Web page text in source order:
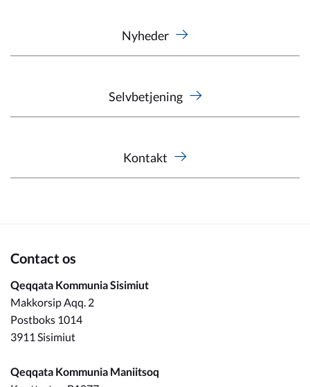
Nyheder
Selvbetjening
Kontakt
Contact os
Qeqqata Kommunia Sisimiut
Makkorsip Aqq. 2
Postboks 1014
3911 Sisimiut
Qeqqata Kommunia Maniitsoq